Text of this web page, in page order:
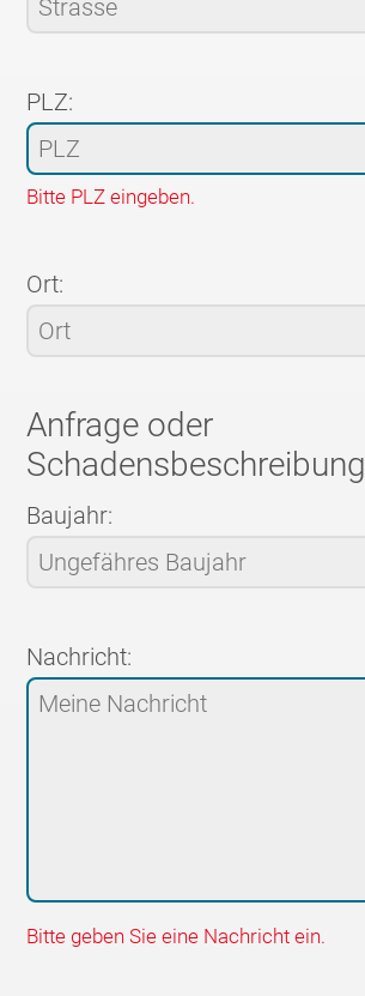
PLZ:
Bitte PLZ eingeben.
Ort:
Anfrage oder
Schadensbeschreibung
Baujahr:
Nachricht:
Bitte geben Sie eine Nachricht ein.